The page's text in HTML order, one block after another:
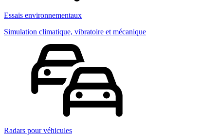
Essais environnementaux
Simulation climatique, vibratoire et mécanique
Radars pour véhicules